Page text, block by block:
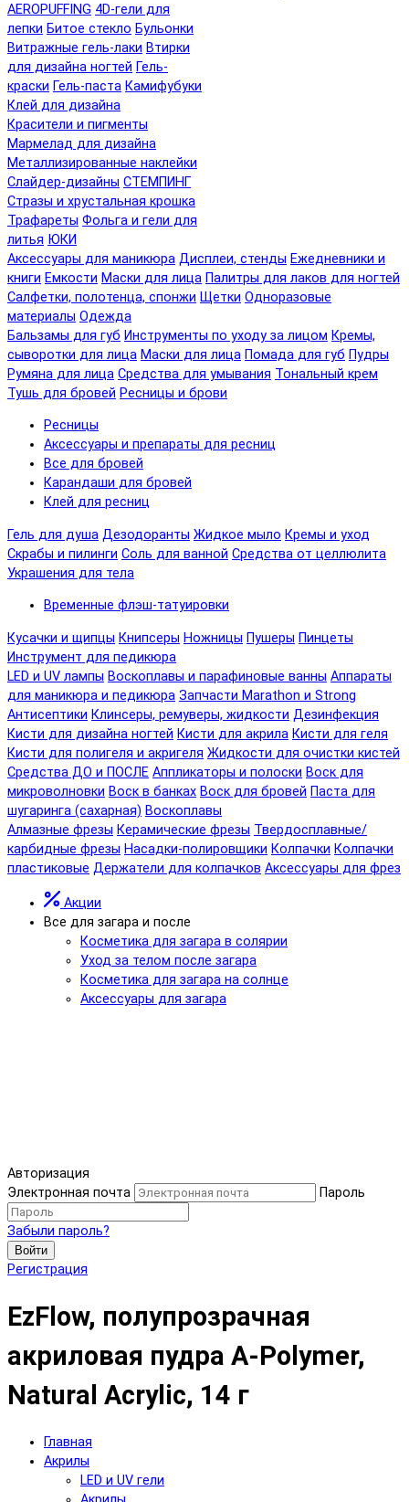
AEROPUFFING 4D-гели для
лепки Битое стекло Бульонки
Витражные гель-лаки Втирки
для дизайна ногтей Гель-
краски Гель-паста Камифубуки
Клей для дизайна
Красители и пигменты
Мармелад для дизайна
Металлизированные наклейки
Слайдер-дизайны СТЕМПИНГ
Стразы и хрустальная крошка
Трафареты Фольга и гели для
литья ЮКИ
Аксессуары для маникюра Дисплеи, стенды Ежедневники и
книги Емкости Маски для лица Палитры для лаков для ногтей
Салфетки, полотенца, спонжи Щетки Одноразовые
материалы Одежда
Бальзамы для губ Инструменты по уходу за лицом Кремы,
сыворотки для лица Маски для лица Помада для губ Пудры
Румяна для лица Средства для умывания Тональный крем
Тушь для бровей Ресницы и брови
Ресницы
Аксессуары и препараты для ресниц
Все для бровей
Карандаши для бровей
Клей для ресниц
Гель для душа Дезодоранты Жидкое мыло Кремы и уход
Скрабы и пилинги Соль для ванной Средства от целлюлита
Украшения для тела
Временные флэш-татуировки
Кусачки и щипцы Книпсеры Ножницы Пушеры Пинцеты
Инструмент для педикюра
LED и UV лампы Воскоплавы и парафиновые ванны Аппараты
для маникюра и педикюра Запчасти Marathon и Strong
Антисептики Клинсеры, ремуверы, жидкости Дезинфекция
Кисти для дизайна ногтей Кисти для акрила Кисти для геля
Кисти для полигеля и акригеля Жидкости для очистки кистей
Средства ДО и ПОСЛЕ Аппликаторы и полоски Воск для
микроволновки Воск в банках Воск для бровей Паста для
шугаринга (сахарная) Воскоплавы
Алмазные фрезы Керамические фрезы Твердосплавные/
карбидные фрезы Насадки-полировщики Колпачки Колпачки
пластиковые Держатели для колпачков Аксессуары для фрез
Акции
Все для загара и после
Косметика для загара в солярии
Уход за телом после загара
Косметика для загара на солнце
Аксессуары для загара
Авторизация
Электронная почта
Пароль
Забыли пароль?
Войти
Регистрация
EzFlow, полупрозрачная
акриловая пудра A-Polymer,
Natural Acrylic, 14 г
Главная
Акрилы
LED и UV гели